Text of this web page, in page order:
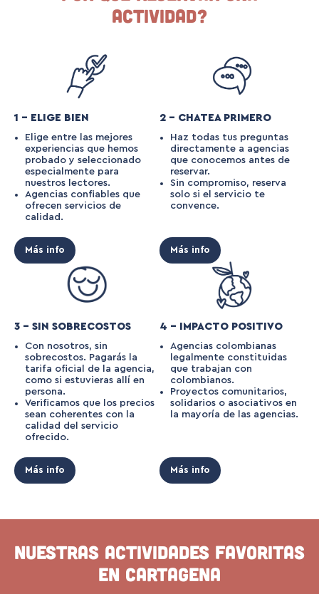
actividad?
1 – ELIGE BIEN
Elige entre las mejores
experiencias que hemos
probado y seleccionado
especialmente para
nuestros lectores.
Agencias confiables que
ofrecen servicios de
calidad.
Más info
2 – CHATEA PRIMERO
Haz todas tus preguntas
directamente a agencias
que conocemos antes de
reservar.
Sin compromiso, reserva
solo si el servicio te
convence.
Más info
3 – SIN SOBRECOSTOS
Con nosotros, sin
sobrecostos. Pagarás la
tarifa oficial de la agencia,
como si estuvieras allí en
persona.
Verificamos que los precios
sean coherentes con la
calidad del servicio
ofrecido.
Más info
4 – IMPACTO POSITIVO
Agencias colombianas
legalmente constituidas
que trabajan con
colombianos.
Proyectos comunitarios,
solidarios o asociativos en
la mayoría de las agencias.
Más info
Nuestras Actividades favoritas
en Cartagena